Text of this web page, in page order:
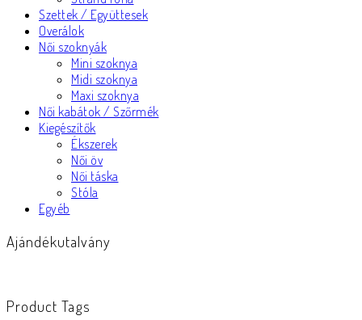
Szettek / Együttesek
Overálok
Női szoknyák
Mini szoknya
Midi szoknya
Maxi szoknya
Női kabátok / Szőrmék
Kiegészítők
Ékszerek
Női öv
Női táska
Stóla
Egyéb
Ajándékutalvány
Product Tags